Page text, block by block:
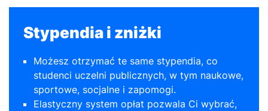
Stypendia i zniżki
Możesz otrzymać te same stypendia, co
studenci uczelni publicznych, w tym naukowe,
sportowe, socjalne i zapomogi.
Elastyczny system opłat pozwala Ci wybrać,